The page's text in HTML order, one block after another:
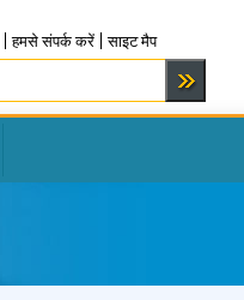
हमसे संपर्क करें साइट मैप